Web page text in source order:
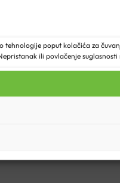
tehnologije poput kolačića za
ili povlačenje